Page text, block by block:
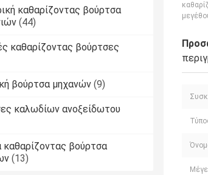
καθαρίζοντας βούρτσα
(44)
καθαρίζοντας βούρτσες
βούρτσα μηχανών (9)
καλωδίων ανοξείδωτου
καθαρίζοντας βούρτσα
(13)